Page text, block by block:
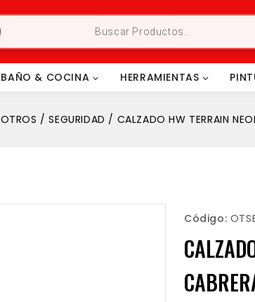
BAÑO & COCINA HERRAMIENTAS
OTROS / SEGURIDAD / CALZADO HW TERRAIN
Código: